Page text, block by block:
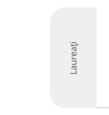
Laureați